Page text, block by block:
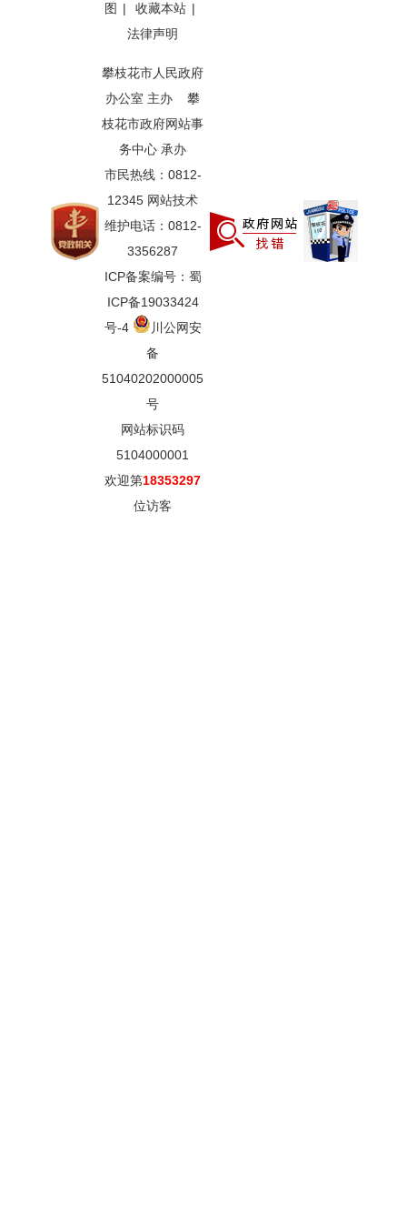
图 | 收藏本站 |
法律声明
攀枝花市人民政府
办公室 主办 攀
枝花市政府网站事
务中心 承办
市民热线：0812-
12345 网站技术
维护电话：0812-
3356287
ICP备案编号：蜀
ICP备19033424
号-4
川公网安
备
51040202000005
号
网站标识码
5104000001
欢迎第18353297
位访客